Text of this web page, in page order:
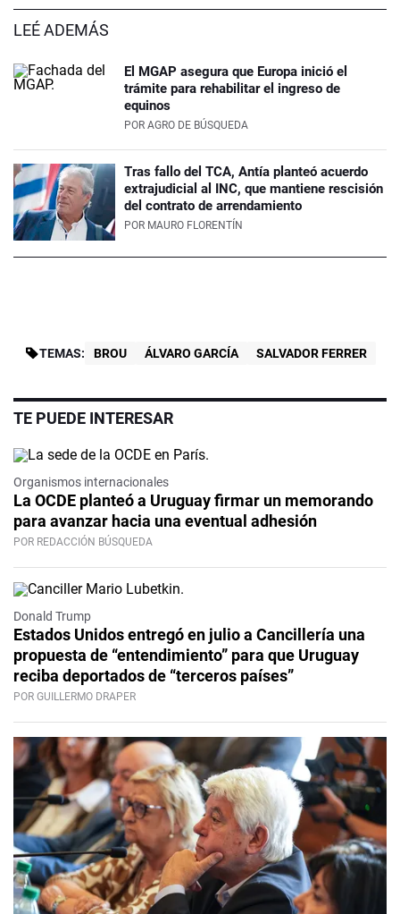
LEÉ ADEMÁS
El MGAP asegura que Europa inició el
trámite para rehabilitar el ingreso de
equinos
POR AGRO DE BÚSQUEDA
Tras fallo del TCA, Antía planteó acuerdo
extrajudicial al INC, que mantiene rescisión
del contrato de arrendamiento
POR MAURO FLORENTÍN
TEMAS: BROU ÁLVARO GARCÍA SALVADOR FERRER
TE PUEDE INTERESAR
Organismos internacionales
La OCDE planteó a Uruguay firmar un memorando
para avanzar hacia una eventual adhesión
POR REDACCIÓN BÚSQUEDA
Donald Trump
Estados Unidos entregó en julio a Cancillería una
propuesta de “entendimiento” para que Uruguay
reciba deportados de “terceros países”
POR GUILLERMO DRAPER